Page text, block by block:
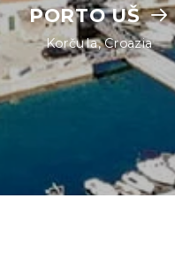
PORTO UŠ
Korčula, Croazia